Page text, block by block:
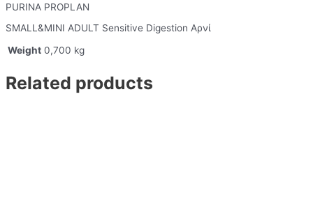
PURINA PROPLAN
SMALL&MINI ADULT Sensitive Digestion Αρνί
Weight 0,700 kg
Related products